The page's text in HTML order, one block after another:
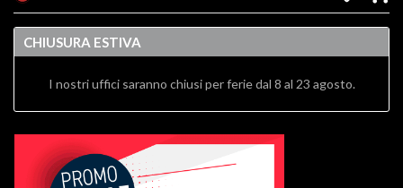
CHIUSURA ESTIVA
I nostri uffici saranno chiusi per ferie dal 8 al 23 agosto.